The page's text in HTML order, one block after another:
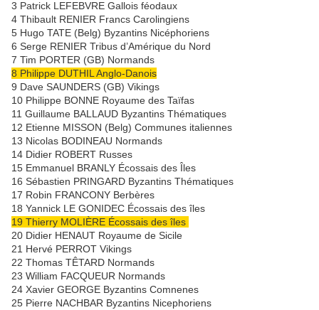
3 Patrick LEFEBVRE Gallois féodaux
4 Thibault RENIER Francs Carolingiens
5 Hugo TATE (Belg) Byzantins Nicéphoriens
6 Serge RENIER Tribus d’Amérique du Nord
7 Tim PORTER (GB) Normands
8 Philippe DUTHIL Anglo-Danois
9 Dave SAUNDERS (GB) Vikings
10 Philippe BONNE Royaume des Taïfas
11 Guillaume BALLAUD Byzantins Thématiques
12 Etienne MISSON (Belg) Communes italiennes
13 Nicolas BODINEAU Normands
14 Didier ROBERT Russes
15 Emmanuel BRANLY Écossais des Îles
16 Sébastien PRINGARD Byzantins Thématiques
17 Robin FRANCONY Berbères
18 Yannick LE GONIDEC Écossais des îles
19 Thierry MOLIÈRE Écossais des îles
20 Didier HENAUT Royaume de Sicile
21 Hervé PERROT Vikings
22 Thomas TÊTARD Normands
23 William FACQUEUR Normands
24 Xavier GEORGE Byzantins Comnenes
25 Pierre NACHBAR Byzantins Nicephoriens